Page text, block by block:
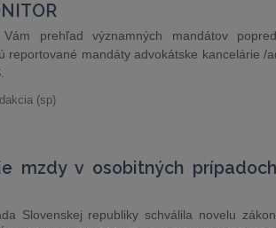
Vám prehľad významných mandátov
reportované mandáty advokátske kancelárie /
(sp)
mzdy v osobitných
Slovenskej republiky schválila novelu